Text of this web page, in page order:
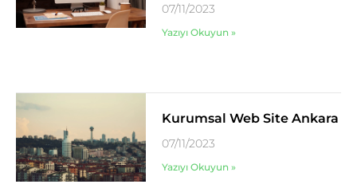
07/11/2023
Yazıyı Okuyun »
Kurumsal Web Site Ankara
07/11/2023
Yazıyı Okuyun »